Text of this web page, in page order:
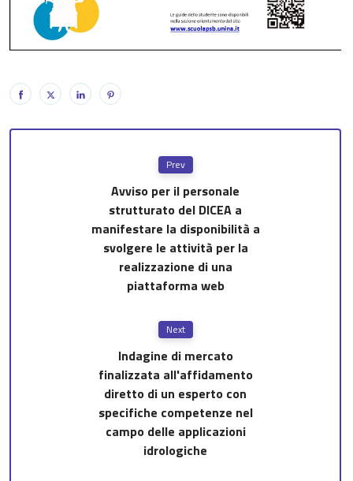
Prev
Avviso per il personale
strutturato del DICEA a
manifestare la disponibilità a
svolgere le attività per la
realizzazione di una
piattaforma web
Next
Indagine di mercato
finalizzata all'affidamento
diretto di un esperto con
specifiche competenze nel
campo delle applicazioni
idrologiche